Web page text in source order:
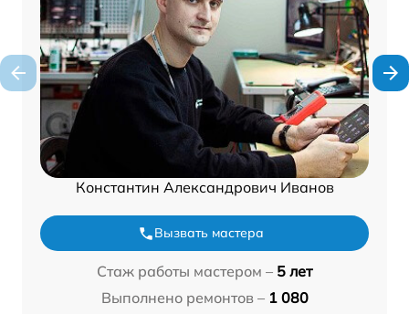
Константин Александрович Иванов
Вызвать мастера
Стаж работы мастером – 5 лет
Выполнено ремонтов – 1 080